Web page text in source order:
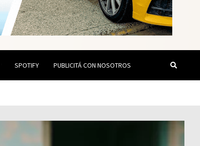
SPOTIFY PUBLICITÁ CON NOSOTROS